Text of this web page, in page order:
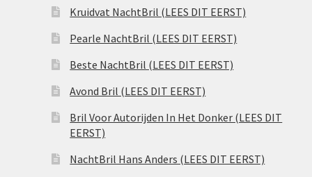
Kruidvat NachtBril (LEES DIT EERST)
Pearle NachtBril (LEES DIT EERST)
Beste NachtBril (LEES DIT EERST)
Avond Bril (LEES DIT EERST)
Bril Voor Autorijden In Het Donker (LEES DIT
EERST)
NachtBril Hans Anders (LEES DIT EERST)